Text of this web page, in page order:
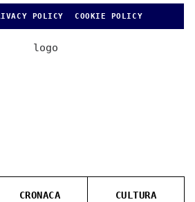
POLICY COOKIE POLICY
CRONACA CULTURA